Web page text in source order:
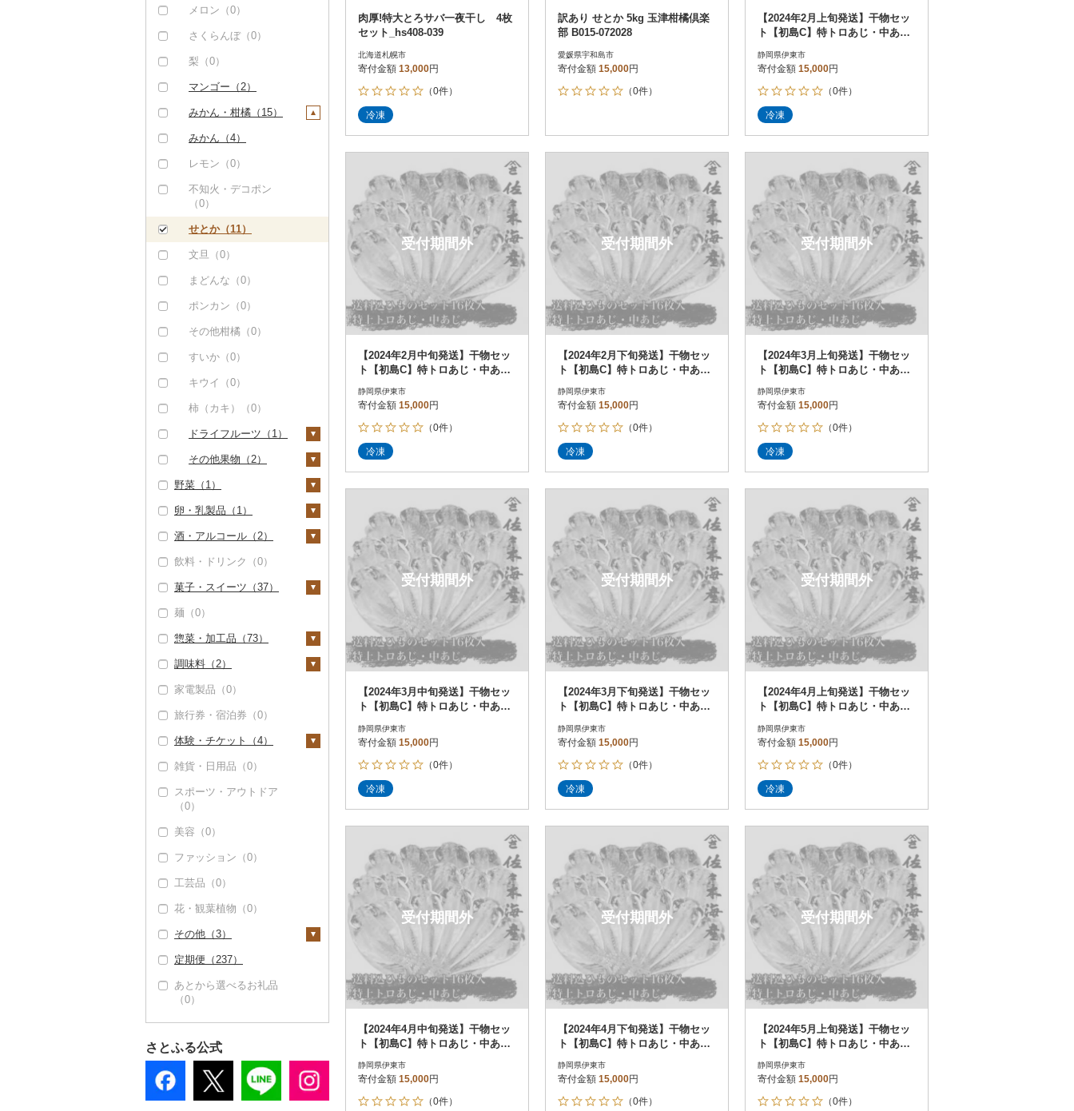
（54）
ほっけ（0）
その他鮮魚（16）
メロン（0）
さくらんぼ（0）
梨（0）
マンゴー（2）
みかん・柑橘（15）
みかん（4）
レモン（0）
不知火・デコポン
（0）
せとか（11）
文旦（0）
まどんな（0）
ポンカン（0）
その他柑橘（0）
すいか（0）
キウイ（0）
柿（カキ）（0）
ドライフルーツ（1）
干し柿（1）
干し芋（0）
その他ドライフルーツ
その他果物（2）
びわ（0）
ブルーベリー（0）
パイナップル（0）
栗（0）
その他果物（2）
野菜（1）
いも（0）
トマト（0）
玉ねぎ（0）
ねぎ（0）
とうもろこし（0）
根菜（0）
アスパラガス（1）
豆（0）
きのこ（0）
その他野菜（0）
卵・乳製品（1）
卵（0）
チーズ（1）
ヨーグルト（0）
牛乳（0）
バター（0）
その他乳製品（0）
酒・アルコール（2）
ビール・発泡酒（2）
ビール（2）
発泡酒（2）
地ビール・クラフトビ
日本酒（2）
純米大吟醸（0）
純米吟醸（0）
大吟醸（0）
吟醸（0）
その他日本酒（0）
焼酎（1）
芋焼酎（0）
麦焼酎（0）
米焼酎（0）
黒糖焼酎（0）
その他焼酎（0）
梅酒（0）
泡盛（2）
ワイン（2）
白ワイン（0）
赤ワイン（0）
シャンパン・スパーク
その他ワイン（0）
ウイスキー（2）
リキュール・洋酒
ノンアルコール（0）
その他酒（0）
飲料・ドリンク（0）
菓子・スイーツ（37）
ケーキ（4）
クッキー（7）
焼き菓子（16）
プリン（0）
ゼリー（0）
チョコレート（2）
カステラ（0）
アイス・ジェラート
（0）
その他洋菓子（14）
煎餅・おかき（0）
羊羹（0）
饅頭（0）
大福（0）
その他和菓子（1）
麺（0）
惣菜・加工品（73）
惣菜（53）
餃子（0）
シュウマイ（1）
コロッケ（0）
その他惣菜（47）
カレー・シチュー
その他鍋（0）
スープ（0）
豆腐・納豆（1）
豆腐（1）
納豆（0）
漬物（0）
缶詰・瓶詰（0）
乾物（0）
燻製（スモーク）
その他加工品（23）
調味料（2）
砂糖（0）
塩（0）
醤油（2）
味噌（0）
酢（0）
家電製品（0）
旅行券・宿泊券（0）
体験・チケット（4）
PayPay商品券（0）
食事券（4）
用券（0）
水族館（0）
動物園（0）
釣り（0）
ダイビング（0）
スキーチケット・リフ
ゴルフプレー券（0）
花火大会チケット
（0）
カタログギフト（0）
その他体験・チケット
雑貨・日用品（0）
スポーツ・アウトドア
（0）
美容（0）
ファッション（0）
工芸品（0）
花・観葉植物（0）
その他（3）
地域サービス（0）
その他（3）
定期便（237）
あとから選べるお礼品
（0）
さとふる公式
肉厚!特大とろサバ一夜干し 4枚
セット_hs408-039
北海道札幌市
寄付金額 13,000円
（0件）
冷凍
訳あり せとか 5kg 玉津柑橘倶楽
部 B015-072028
愛媛県宇和島市
寄付金額 15,000円
（0件）
【2024年2月上旬発送】干物セッ
ト【初島C】特トロあじ・中あじ
わせ
静岡県伊東市
寄付金額 15,000円
（0件）
冷凍
受付期間外
【2024年2月中旬発送】干物セッ
ト【初島C】特トロあじ・中あじ
わせ
静岡県伊東市
寄付金額 15,000円
（0件）
冷凍
受付期間外
【2024年2月下旬発送】干物セッ
ト【初島C】特トロあじ・中あじ
わせ
静岡県伊東市
寄付金額 15,000円
（0件）
冷凍
受付期間外
【2024年3月上旬発送】干物セッ
ト【初島C】特トロあじ・中あじ
わせ
静岡県伊東市
寄付金額 15,000円
（0件）
冷凍
受付期間外
【2024年3月中旬発送】干物セッ
ト【初島C】特トロあじ・中あじ
わせ
静岡県伊東市
寄付金額 15,000円
（0件）
冷凍
受付期間外
【2024年3月下旬発送】干物セッ
ト【初島C】特トロあじ・中あじ
わせ
静岡県伊東市
寄付金額 15,000円
（0件）
冷凍
受付期間外
【2024年4月上旬発送】干物セッ
ト【初島C】特トロあじ・中あじ
わせ
静岡県伊東市
寄付金額 15,000円
（0件）
冷凍
受付期間外
【2024年4月中旬発送】干物セッ
ト【初島C】特トロあじ・中あじ
わせ
静岡県伊東市
寄付金額 15,000円
（0件）
受付期間外
【2024年4月下旬発送】干物セッ
ト【初島C】特トロあじ・中あじ
わせ
静岡県伊東市
寄付金額 15,000円
（0件）
受付期間外
【2024年5月上旬発送】干物セッ
ト【初島C】特トロあじ・中あじ
わせ
静岡県伊東市
寄付金額 15,000円
（0件）